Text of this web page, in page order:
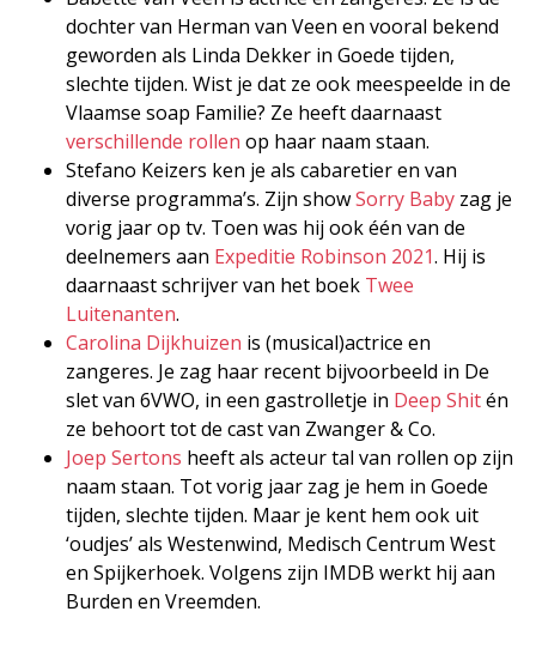
dochter van Herman van Veen en vooral bekend
geworden als Linda Dekker in Goede tijden,
slechte tijden. Wist je dat ze ook meespeelde in de
Vlaamse soap Familie? Ze heeft daarnaast
verschillende rollen op haar naam staan.
Stefano Keizers ken je als cabaretier en van
diverse programma’s. Zijn showSorry Baby zag je
vorig jaar op tv. Toen was hij ook één van de
deelnemers aan Expeditie Robinson 2021. Hij is
daarnaast schrijver van het boek Twee
Luitenanten.
Carolina Dijkhuizen is (musical)actrice en
zangeres. Je zag haar recent bijvoorbeeld in De
slet van 6VWO, in een gastrolletje in Deep Shitén
ze behoort tot de cast van Zwanger & Co.
Joep Sertons heeft als acteur tal van rollen op zijn
naam staan. Tot vorig jaar zag je hem in Goede
tijden, slechte tijden. Maar je kent hem ook uit
‘oudjes’ als Westenwind, Medisch Centrum West
en Spijkerhoek. Volgens zijn IMDB werkt hij aan
Burden en Vreemden.